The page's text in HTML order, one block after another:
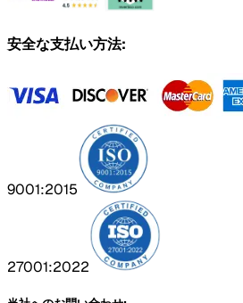
安全な支払い方法:
9001:2015
27001:2022